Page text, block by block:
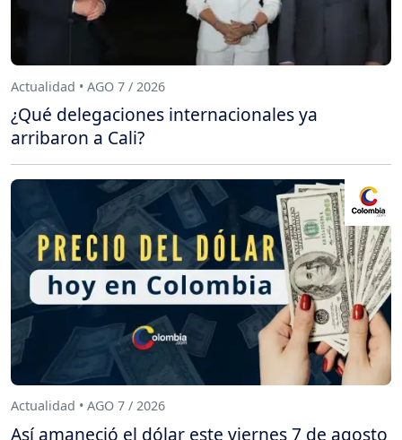
Actualidad • AGO 7 / 2026
¿Qué delegaciones internacionales ya
arribaron a Cali?
Actualidad • AGO 7 / 2026
Así amaneció el dólar este viernes 7 de agosto